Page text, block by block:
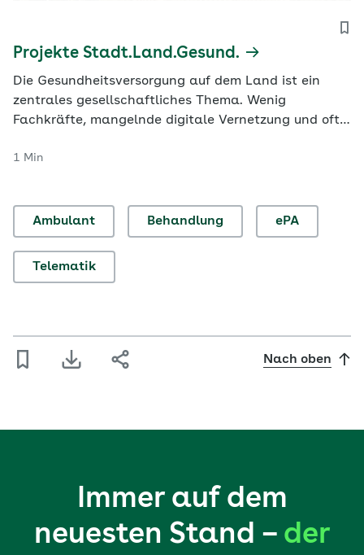
Projekte Stadt.Land.Gesund.
Die Gesundheitsversorgung auf dem Land ist ein
zentrales gesellschaftliches Thema. Wenig
Fachkräfte, mangelnde digitale Vernetzung und oft
Versorgung. Viele Menschen sorgen sich daher,
die…
1 Min
Ambulant Behandlung ePA
Telematik
Nach oben
Immer auf dem
neuesten Stand – der